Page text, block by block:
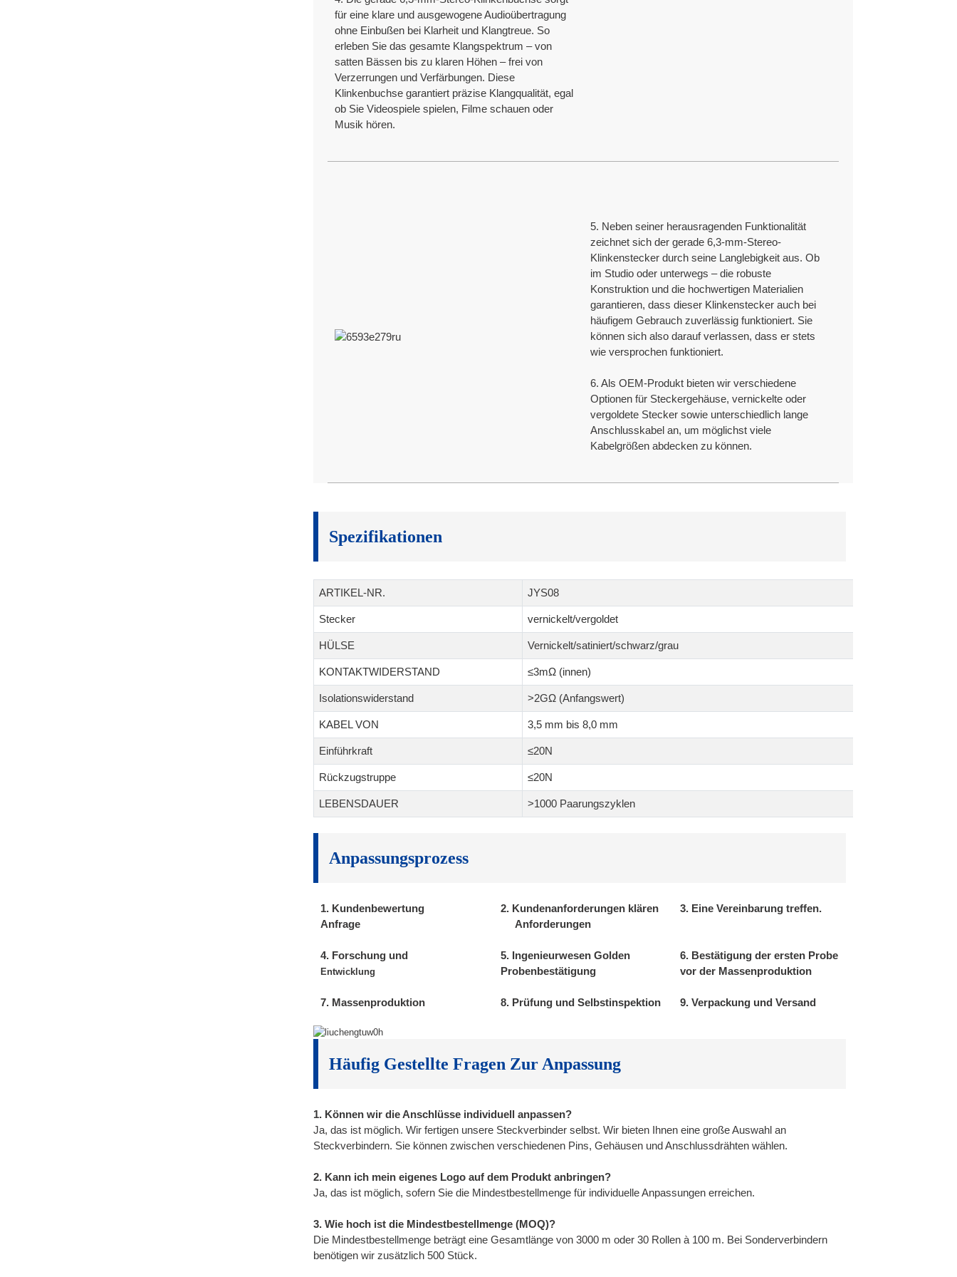
für eine klare und ausgewogene Audioübertragung
ohne Einbußen bei Klarheit und Klangtreue. So
erleben Sie das gesamte Klangspektrum – von
satten Bässen bis zu klaren Höhen – frei von
Verzerrungen und Verfärbungen. Diese
Klinkenbuchse garantiert präzise Klangqualität, egal
ob Sie Videospiele spielen, Filme schauen oder
Musik hören.
5. Neben seiner herausragenden Funktionalität
zeichnet sich der gerade 6,3-mm-Stereo-
Klinkenstecker durch seine Langlebigkeit aus. Ob
im Studio oder unterwegs – die robuste
Konstruktion und die hochwertigen Materialien
garantieren, dass dieser Klinkenstecker auch bei
häufigem Gebrauch zuverlässig funktioniert. Sie
können sich also darauf verlassen, dass er stets
wie versprochen funktioniert.
6. Als OEM-Produkt bieten wir verschiedene
Optionen für Steckergehäuse, vernickelte oder
vergoldete Stecker sowie unterschiedlich lange
Anschlusskabel an, um möglichst viele
Kabelgrößen abdecken zu können.
Spezifikationen
ARTIKEL-NR. JYS08
Stecker vernickelt/vergoldet
HÜLSE Vernickelt/satiniert/schwarz/grau
KONTAKTWIDERSTAND ≤3mΩ (innen)
Isolationswiderstand >2GΩ (Anfangswert)
KABEL VON 3,5 mm bis 8,0 mm
Einführkraft ≤20N
Rückzugstruppe ≤20N
LEBENSDAUER >1000 Paarungszyklen
Anpassungsprozess
1. Kundenbewertung
Anfrage
4. Forschung und
Entwicklung
7. Massenproduktion
2. Kundenanforderungen klären
Anforderungen
5. Ingenieurwesen Golden
Probenbestätigung
8. Prüfung und Selbstinspektion
3. Eine Vereinbarung treffen.
6. Bestätigung der ersten Probe
vor der Massenproduktion
9. Verpackung und Versand
Häufig Gestellte Fragen Zur Anpassung
1. Können wir die Anschlüsse individuell anpassen?
Ja, das ist möglich. Wir fertigen unsere Steckverbinder selbst. Wir bieten Ihnen eine große Auswahl an
Steckverbindern. Sie können zwischen verschiedenen Pins, Gehäusen und Anschlussdrähten wählen.
2. Kann ich mein eigenes Logo auf dem Produkt anbringen?
Ja, das ist möglich, sofern Sie die Mindestbestellmenge für individuelle Anpassungen erreichen.
3. Wie hoch ist die Mindestbestellmenge (MOQ)?
Die Mindestbestellmenge beträgt eine Gesamtlänge von 3000 m oder 30 Rollen à 100 m. Bei Sonderverbindern
benötigen wir zusätzlich 500 Stück.